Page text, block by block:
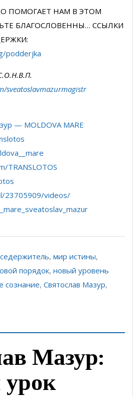
ПОМОГАЕТ НАМ В ЭТОМ
БЛАГОСЛОВЕННЫ… ССЫЛКИ
podderjka
sveatoslavmazurmagistr
— MOLDOVA MARE
TRANSLOTOS
23705909/videos/
, мир истины,
порядок, новый уровень
сознание, Святослав Мазур,
Мазур: